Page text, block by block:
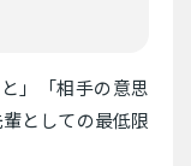
」「相手の意思
としての最低限